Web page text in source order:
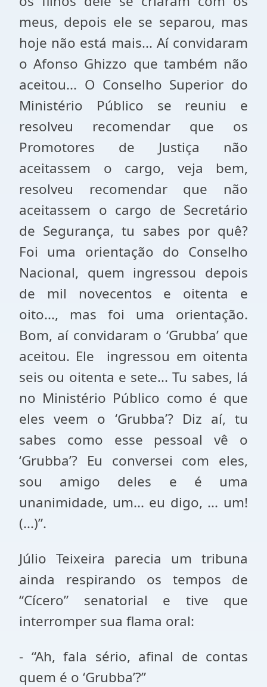
meus, depois ele se separou, mas
hoje não está mais... Aí convidaram
o Afonso Ghizzo que também não
aceitou... O Conselho Superior do
Ministério Público se reuniu e
resolveu recomendar que os
Promotores de Justiça não
aceitassem o cargo, veja bem,
resolveu recomendar que não
aceitassem o cargo de Secretário
de Segurança, tu sabes por quê?
Foi uma orientação do Conselho
Nacional, quem ingressou depois
de mil novecentos e oitenta e
oito..., mas foi uma orientação.
Bom, aí convidaram o ‘Grubba’ que
aceitou. Ele ingressou em oitenta
seis ou oitenta e sete... Tu sabes, lá
no Ministério Público como é que
eles veem o ‘Grubba’? Diz aí, tu
sabes como esse pessoal vê o
‘Grubba’? Eu conversei com eles,
sou amigo deles e é uma
unanimidade, um... eu digo, ... um!
(...)”.
Júlio Teixeira parecia um tribuna
ainda respirando os tempos de
“Cícero” senatorial e tive que
interromper sua flama oral:
- “Ah, fala sério, afinal de contas
quem é o ‘Grubba’?”